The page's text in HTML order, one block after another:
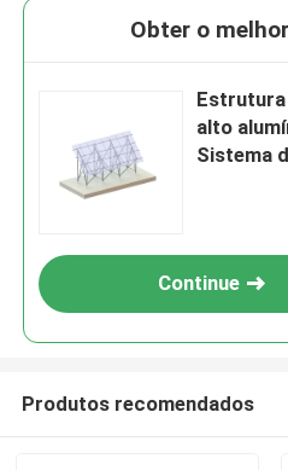
Obter o
alto
Sistema
Continue
Produtos recomendados